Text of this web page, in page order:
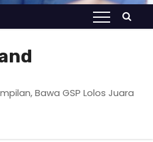
Bawa GSP Lolos Juara